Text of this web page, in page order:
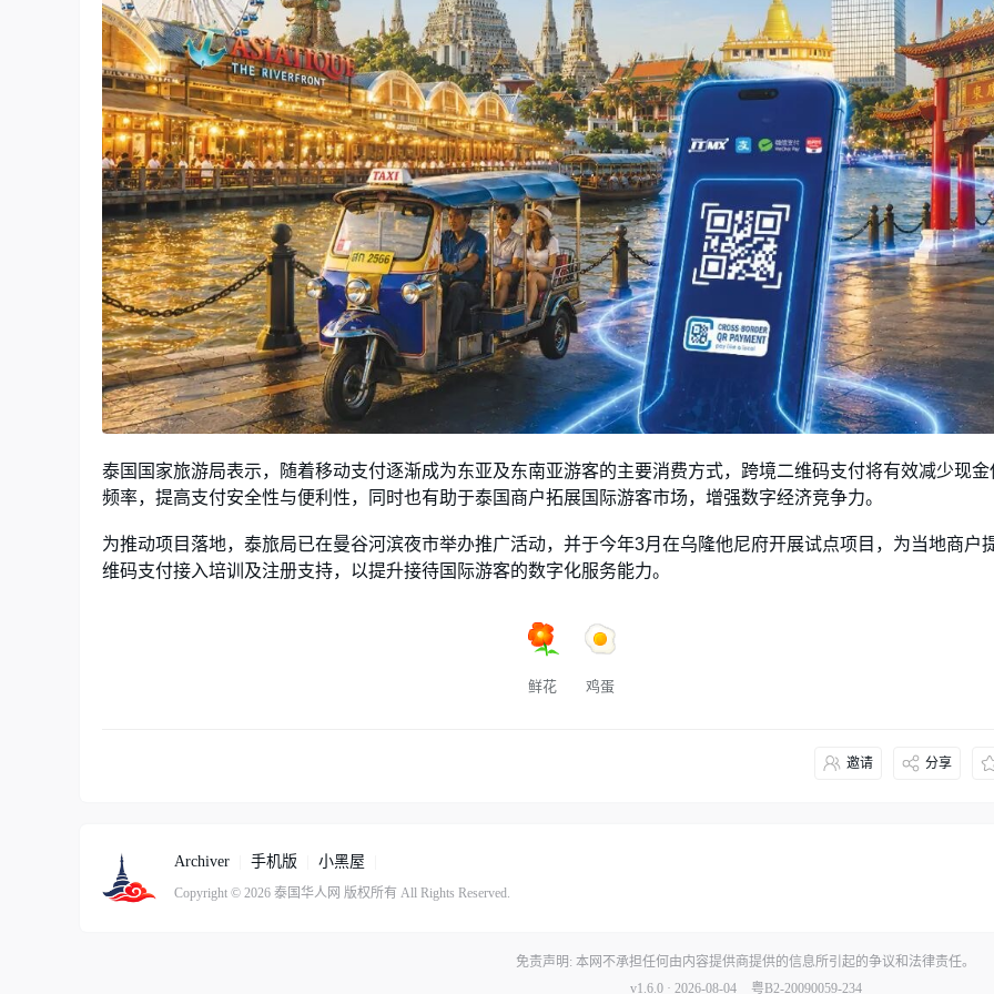
泰国国家旅游局表示，随着移动支付逐渐成为东亚及东南亚游客的主要消费方式，跨境二维码支付将有效减少现金
频率，提高支付安全性与便利性，同时也有助于泰国商户拓展国际游客市场，增强数字经济竞争力。
为推动项目落地，泰旅局已在曼谷河滨夜市举办推广活动，并于今年3月在乌隆他尼府开展试点项目，为当地商户
维码支付接入培训及注册支持，以提升接待国际游客的数字化服务能力。
鲜花 鸡蛋
分享
邀请
Archiver 手机版 小黑屋
Copyright © 2026 泰国华人网 版权所有 All Rights Reserved.
免责声明: 本网不承担任何由内容提供商提供的信息所引起的争议和法律责任。
v1.6.0 · 2026-08-04
粤B2-20090059-234